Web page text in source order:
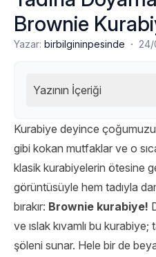
Brownie
Yazar: birbilgininpesinde ·
Yazının İçeriği
Kurabiye deyince
gibi kokan mutfaklar ve o
klasik kurabiyelerin ötesine
görüntüsüyle hem tadıyla
bırakır: Brownie kurabiye!
ve ıslak kıvamlı bu
şöleni sunar. Hele bir de